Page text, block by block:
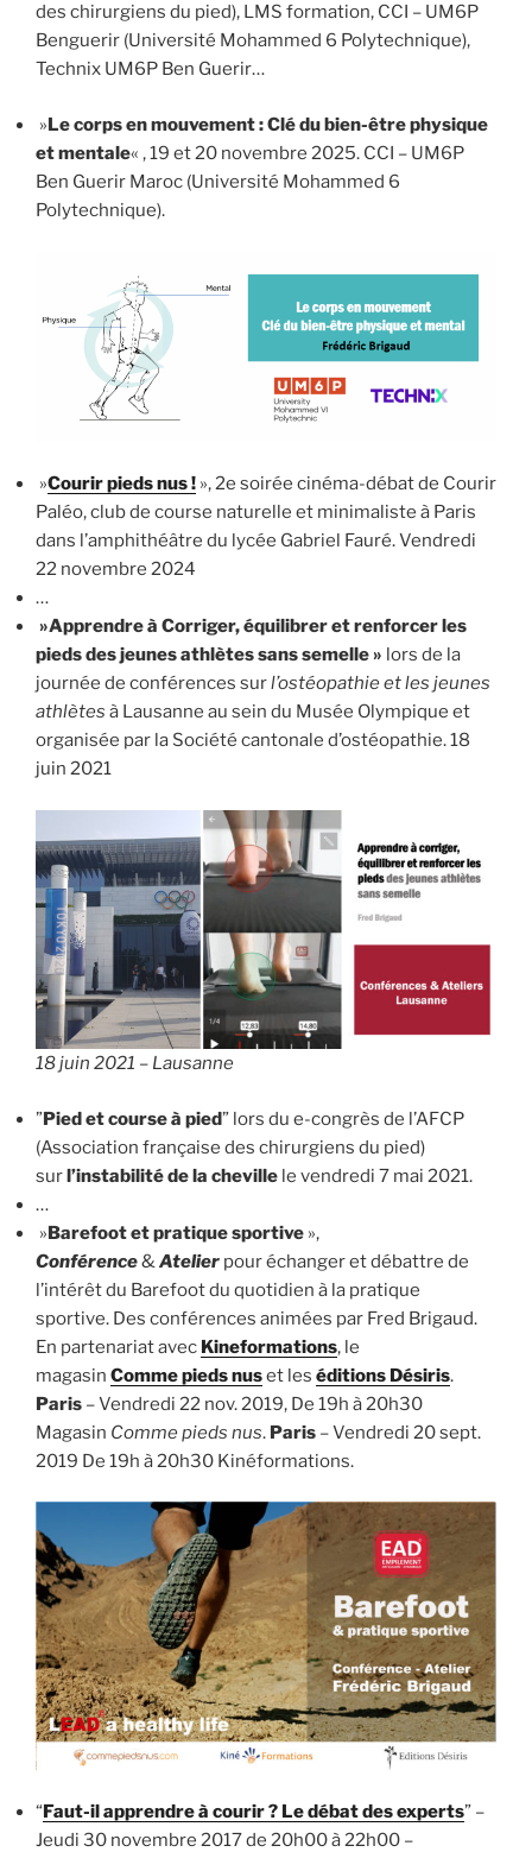
des chirurgiens du pied), LMS formation, CCI – UM6P
Benguerir (Université Mohammed 6 Polytechnique),
Technix UM6P Ben Guerir…
»Le corps en mouvement : Clé du bien-être physique
et mentale« , 19 et 20 novembre 2025. CCI – UM6P
Ben Guerir Maroc (Université Mohammed 6
Polytechnique).
»Courir pieds nus ! », 2e soirée cinéma-débat de Courir
Paléo, club de course naturelle et minimaliste à Paris
dans l’amphithéâtre du lycée Gabriel Fauré. Vendredi
22 novembre 2024
…
»Apprendre à Corriger, équilibrer et renforcer les
pieds des jeunes athlètes sans semelle » lors de la
journée de conférences surl’ostéopathie et les jeunes
athlètes à Lausanne au sein du Musée Olympique et
organisée par la Société cantonale d’ostéopathie. 18
juin 2021
18 juin 2021 – Lausanne
”Pied et course à pied” lors du e-congrès de l’AFCP
(Association française des chirurgiens du pied)
surl’instabilité de la cheville le vendredi 7 mai 2021.
…
»Barefoot et pratique sportive »,
Conférence&Atelier pour échanger et débattre de
l’intérêt du Barefoot du quotidien à la pratique
sportive. Des conférences animées par Fred Brigaud.
En partenariat avec Kineformations, le
magasin Comme pieds nuset les éditions Désiris.
Paris – Vendredi 22 nov. 2019, De 19h à 20h30
Magasin Comme pieds nus. Paris – Vendredi 20 sept.
2019 De 19h à 20h30 Kinéformations.
“Faut-il apprendre à courir ? Le débat des experts” –
Jeudi 30 novembre 2017 de 20h00 à 22h00 –